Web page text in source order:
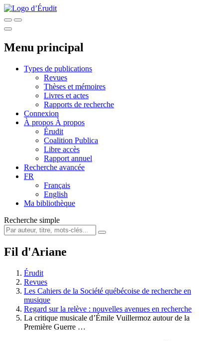
Menu principal
Types de publications
Revues
Thèses et mémoires
Livres et actes
Rapports de recherche
Connexion
À propos À propos
Érudit
Coalition Publica
Libre accès
Rapport annuel
Recherche avancée
FR
Français
English
Ma bibliothèque
Recherche simple
Fil d'Ariane
Érudit
Revues
Les Cahiers de la Société québécoise de recherche en
musique
Regard sur la relève : nouvelles avenues en recherche
La critique musicale d’Émile Vuillermoz autour de la
Première Guerre …